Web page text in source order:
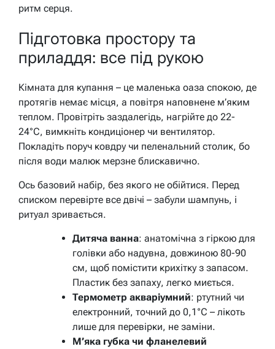
ритм серця.
Підготовка простору та
приладдя: все під рукою
Кімната для купання – це маленька оаза спокою, де
протягів немає місця, а повітря наповнене м’яким
теплом. Провітріть заздалегідь, нагрійте до 22-
24°C, вимкніть кондиціонер чи вентилятор.
Покладіть поруч ковдру чи пеленальний столик, бо
після води малюк мерзне блискавично.
Ось базовий набір, без якого не обійтися. Перед
списком перевірте все двічі – забули шампунь, і
ритуал зривається.
Дитяча ванна: анатомічна з гіркою для
голівки або надувна, довжиною 80-90
см, щоб помістити крихітку з запасом.
Пластик без запаху, легко миється.
Термометр акваріумний: ртутний чи
електронний, точний до 0,1°C – лікоть
лише для перевірки, не заміни.
М’яка губка чи фланелевий